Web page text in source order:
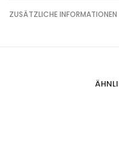
ZUSÄTZLICHE INFORMATIONEN